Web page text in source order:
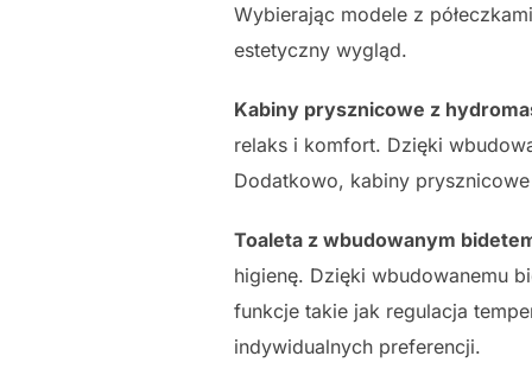
Wybierając modele z
estetyczny wygląd.
Kabiny prysznicowe z
relaks i komfort. Dzięki
Dodatkowo, kabiny
Toaleta z wbudowanym
higienę. Dzięki wbudowanemu
funkcje takie jak regulacja
indywidualnych preferencji.